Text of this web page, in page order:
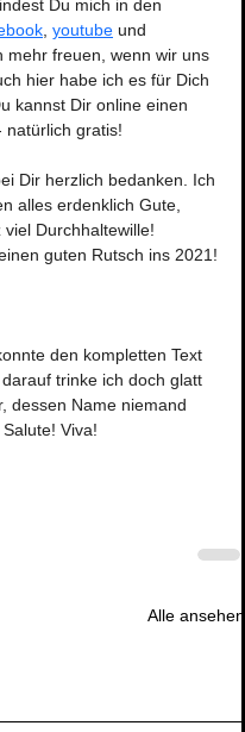
Du mich in den
youtube und
mehr freuen, wenn wir uns
hier habe ich es für Dich
kannst Dir online einen
natürlich gratis!
Dir herzlich bedanken. Ich
alles erdenklich Gute,
Durchhaltewille!
guten Rutsch ins 2021!
den kompletten Text
trinke ich doch glatt
dessen Name niemand
Viva!
Alle ansehen